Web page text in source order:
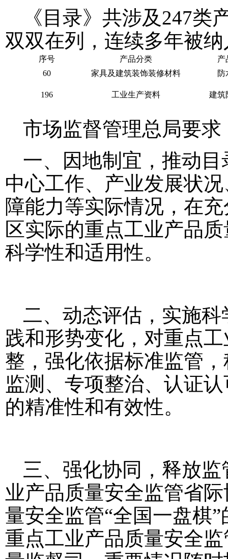
《目录》共涉及247
双双在列，连续多年被
序号 产品分类
产
60
家具及建筑装饰装修材料 防
196 工业生产资料 建筑
市场监督管理总局要求
一、因地制宜，推动
中心工作、产业发展状
障能力等实际情况，在
区实际的重点工业产品
科学性和适用性。
二、动态评估，实施
践和形势变化，对重点
整，强化依据标准监管
监测、专项整治、认证
的精准性和有效性。
三、强化协同，释放
业产品质量安全监管省
量安全监管“全国一盘棋
重点工业产品质量安全